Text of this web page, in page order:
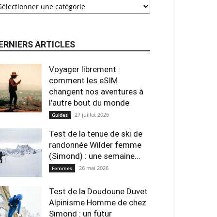
ARTICLES
Voyager librement :
comment les eSIM
changent nos aventures à
l’autre bout du monde
Guides 27 juillet 2026
Test de la tenue de ski de
randonnée Wilder femme
(Simond) : une semaine...
Femmes 26 mai 2026
Test de la Doudoune Duvet
Alpinisme Homme de chez
Simond : un futur